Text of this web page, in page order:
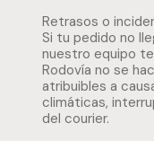
Retrasos o
Si tu pedido no
nuestro equipo
Rodovía no se
atribuibles a
climáticas,
del courier.